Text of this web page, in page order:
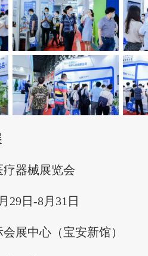
器械展览会
日-8月31日
中心（宝安新馆）